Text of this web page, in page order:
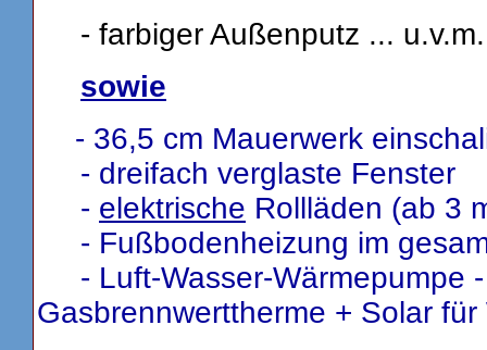
- farbiger Außenputz ... u.v.m.
sowie
- 36,5 cm Mauerwerk
- dreifach verglaste Fenster
- elektrische Rollläden (ab 3
- Fußbodenheizung im
- Luft-Wasser-Wärmepumpe
Gasbrennwerttherme + Solar für